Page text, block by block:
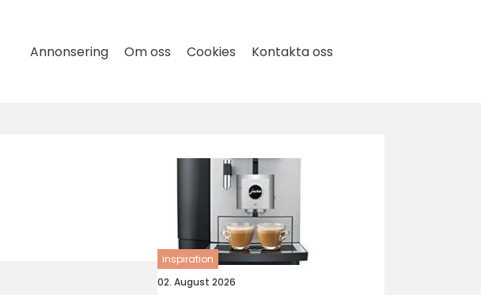
Annonsering Om oss Cookies Kontakta oss
inspiration
02. August 2026